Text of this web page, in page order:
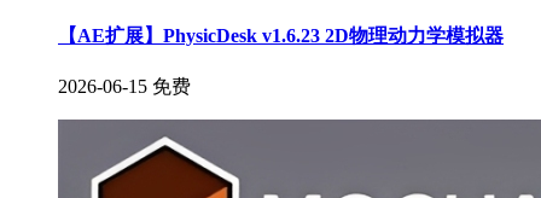
【AE扩展】PhysicDesk v1.6.23 2D物理动力学模拟器
2026-06-15 免费